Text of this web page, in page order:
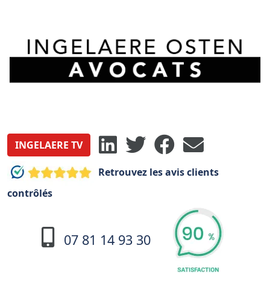
INGELAERE TV
Retrouvez les avis clients
contrôlés
07 81 14 93 30